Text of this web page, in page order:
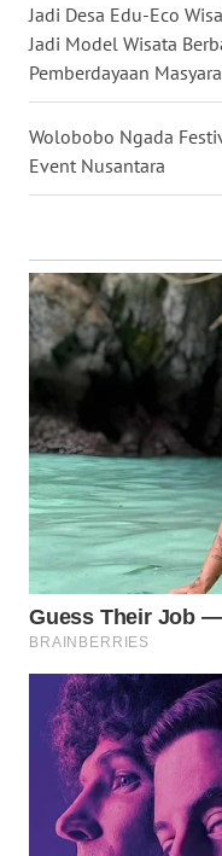
Jadi Desa Edu-Eco
Jadi Model Wisata
Pemberdayaan
Wolobobo Ngada
Event Nusantara
WN
SUMBAR
SUMSEL
WN
LAMPUNG
WN
WN
NUSANTARA
WN
WN
JATIM
WN
BALI
WN